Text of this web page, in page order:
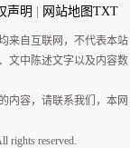
声明 网站地图TXT
来自互联网，不代表本站
文中陈述文字以及内容数
内容，请联系我们，本网
rights reserved.